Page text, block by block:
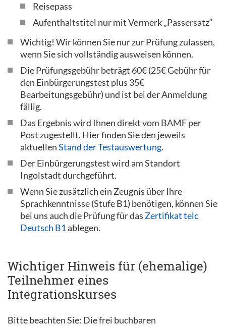
Reisepass
Aufenthaltstitel nur mit Vermerk „Passersatz“
Wichtig! Wir können Sie nur zur Prüfung zulassen,
wenn Sie sich vollständig ausweisen können.
Die Prüfungsgebühr beträgt 60€ (25€ Gebühr für
den Einbürgerungstest plus 35€
Bearbeitungsgebühr) und ist bei der Anmeldung
fällig.
Das Ergebnis wird Ihnen direkt vom BAMF per
Post zugestellt. Hier finden Sie den jeweils
aktuellenStand der Testauswertung.
Der Einbürgerungstest wird am Standort
Ingolstadt durchgeführt.
Wenn Sie zusätzlich ein Zeugnis über Ihre
Sprachkenntnisse (Stufe B1) benötigen, können Sie
bei uns auch die Prüfung für das Zertifikat telc
Deutsch B1ablegen.
Wichtiger Hinweis für (ehemalige)
Teilnehmer eines
Integrationskurses
Bitte beachten Sie: Die frei buchbaren